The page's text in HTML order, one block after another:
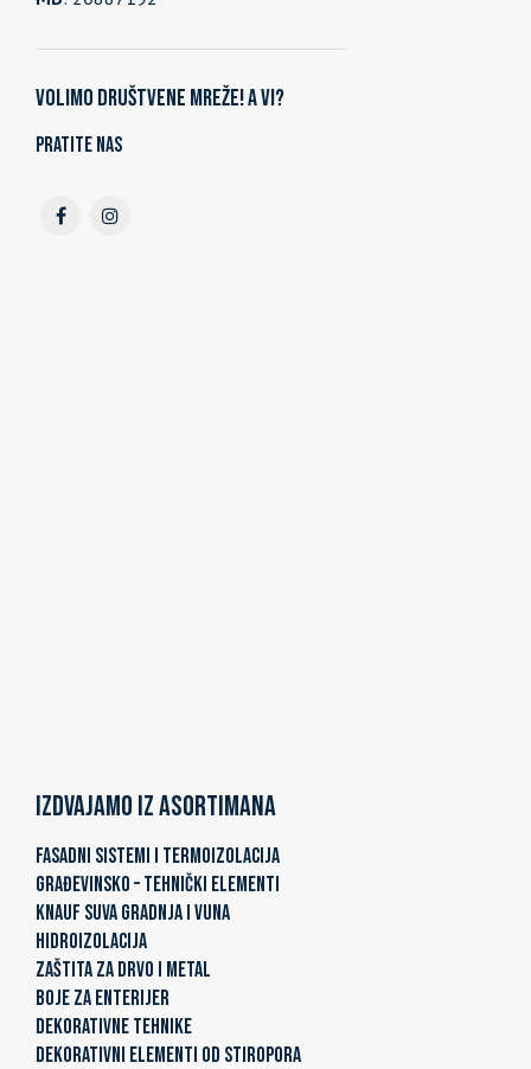
Volimo društvene mreže! A vi?
Pratite nas
Izdvajamo iz asortimana
FASADNI SISTEMI I TERMOIZOLACIJA
GRAĐEVINSKO – TEHNIČKI ELEMENTI
KNAUF SUVA GRADNJA I VUNA
HIDROIZOLACIJA
ZAŠTITA ZA DRVO I METAL
BOJE ZA ENTERIJER
DEKORATIVNE TEHNIKE
DEKORATIVNI ELEMENTI OD STIROPORA